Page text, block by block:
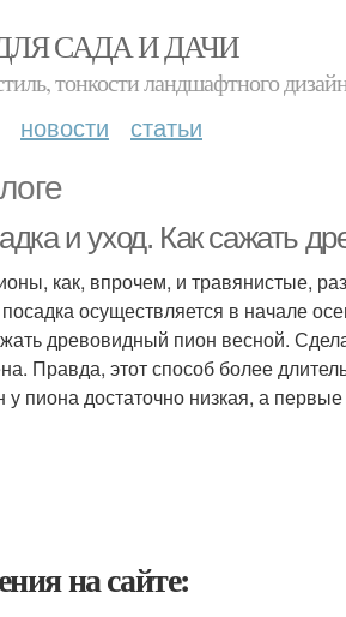
САДА И ДАЧИ
тонкости ландшафтного
новости статьи
и уход. Как сажать
как, впрочем, и травянистые,
осуществляется в начале
древовидный пион весной.
Правда, этот способ более
пиона достаточно низкая, а
на сайте: